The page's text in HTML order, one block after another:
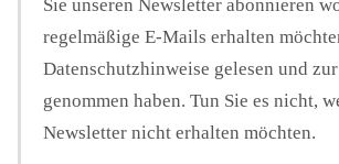
Sie unseren Newsletter abonnieren
regelmäßige E-Mails erhalten
Datenschutzhinweise gelesen und
genommen haben. Tun Sie es nicht,
Newsletter nicht erhalten möchten.